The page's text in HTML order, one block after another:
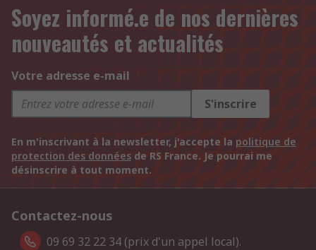
Soyez informé.e de nos dernières
nouveautés et actualités
Votre adresse e-mail
S'inscrire
En m'inscrivant à la newsletter, j'accepte la politique de
protection des données de RS France. Je pourrai me
désinscrire à tout moment.
Contactez-nous
09 69 32 22 34 (prix d'un appel local).